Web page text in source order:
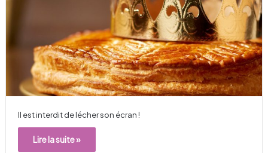
Il est interdit de lécher son écran !
Lire la suite »